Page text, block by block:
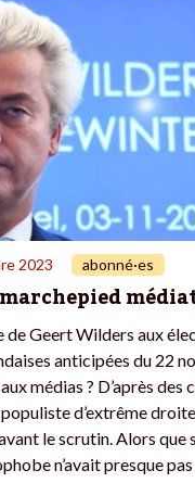
2023 abonné·es
de Geert Wilders aux
anticipées du 22
médias ? D’après des
d’extrême
le scrutin. Alors que
n’avait presque pas